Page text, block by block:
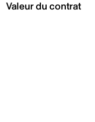
Valeur du contrat